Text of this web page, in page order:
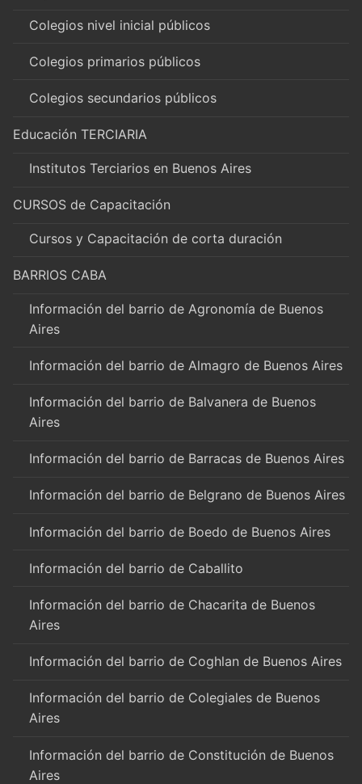
Colegios nivel inicial públicos
Colegios primarios públicos
Colegios secundarios públicos
Educación TERCIARIA
Institutos Terciarios en Buenos Aires
CURSOS de Capacitación
Cursos y Capacitación de corta duración
BARRIOS CABA
Información del barrio de Agronomía de Buenos
Aires
Información del barrio de Almagro de Buenos Aires
Información del barrio de Balvanera de Buenos
Aires
Información del barrio de Barracas de Buenos Aires
Información del barrio de Belgrano de Buenos Aires
Información del barrio de Boedo de Buenos Aires
Información del barrio de Caballito
Información del barrio de Chacarita de Buenos
Aires
Información del barrio de Coghlan de Buenos Aires
Información del barrio de Colegiales de Buenos
Aires
Información del barrio de Constitución de Buenos
Aires